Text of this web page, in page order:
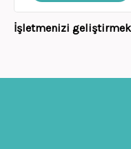
İşletmenizi